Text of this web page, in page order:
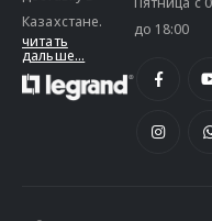
Казахстане.
читать
дальше...
до 18:00